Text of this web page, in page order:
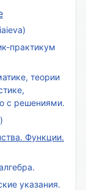
практикум
теории
с решениями.
Функции.
указания.